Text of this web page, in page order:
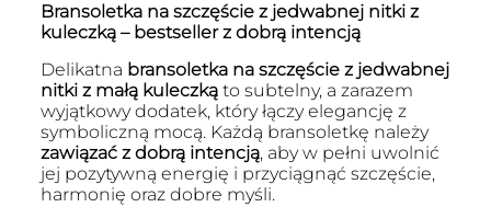
Bransoletka na szczęście z jedwabnej nitki z
kuleczką – bestseller z dobrą intencją
Delikatna bransoletka na szczęście z jedwabnej
nitki z małą kuleczkąto subtelny, a zarazem
wyjątkowy dodatek, który łączy elegancję z
symboliczną mocą. Każdą bransoletkę należy
zawiązać z dobrą intencją, aby w pełni uwolnić
jej pozytywną energię i przyciągnąć szczęście,
harmonię oraz dobre myśli.